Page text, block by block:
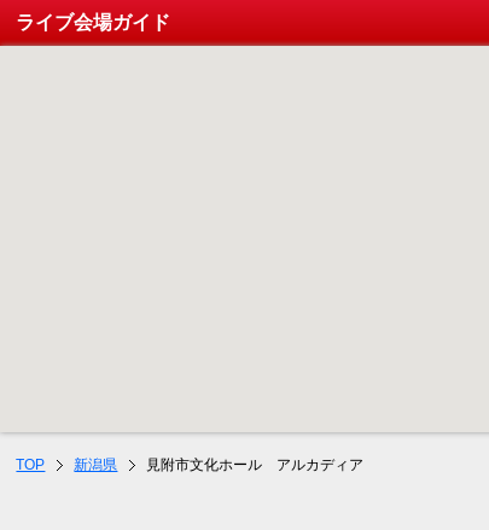
ライブ会場ガイド
TOP 新潟県 見附市文化ホール アルカディア